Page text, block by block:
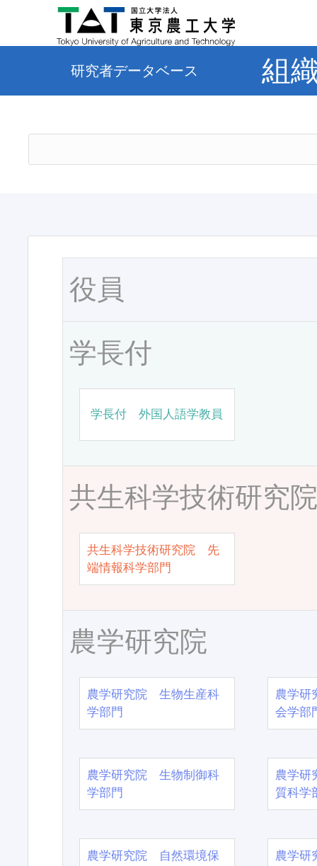
研究者データベース 組
役員
学長付
学長付 外国人語学教員
共生科学技術研究
共生科学技術研究院 先
端情報科学部門
農学研究院
農学研究院 生物生産科
学部門
農学
会学部
農学研究院 生物制御科
学部門
農学
質科学
農学研究院 自然環境保
農学